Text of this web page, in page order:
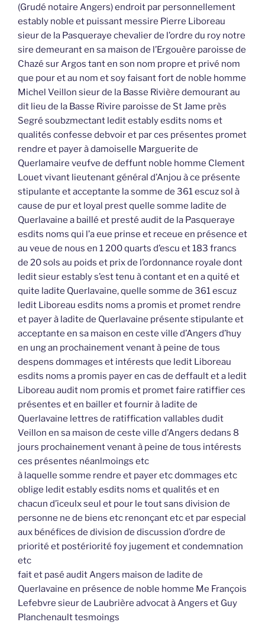
(Grudé notaire Angers) endroit par personnellement
estably noble et puissant messire Pierre Liboreau
sieur de la Pasqueraye chevalier de l’ordre du roy notre
sire demeurant en sa maison de l’Ergouère paroisse de
Chazé sur Argos tant en son nom propre et privé nom
que pour et au nom et soy faisant fort de noble homme
Michel Veillon sieur de la Basse Rivière demourant au
dit lieu de la Basse Rivire paroisse de St Jame près
Segré soubzmectant ledit estably esdits noms et
qualités confesse debvoir et par ces présentes promet
rendre et payer à damoiselle Marguerite de
Querlamaire veufve de deffunt noble homme Clement
Louet vivant lieutenant général d’Anjou à ce présente
stipulante et acceptante la somme de 361 escuz sol à
cause de pur et loyal prest quelle somme ladite de
Querlavaine a baillé et presté audit de la Pasqueraye
esdits noms qui l’a eue prinse et receue en présence et
au veue de nous en 1 200 quarts d’escu et 183 francs
de 20 sols au poids et prix de l’ordonnance royale dont
ledit sieur estably s’est tenu à contant et en a quité et
quite ladite Querlavaine, quelle somme de 361 escuz
ledit Liboreau esdits noms a promis et promet rendre
et payer à ladite de Querlavaine présente stipulante et
acceptante en sa maison en ceste ville d’Angers d’huy
en ung an prochainement venant à peine de tous
despens dommages et intérests que ledit Liboreau
esdits noms a promis payer en cas de deffault et a ledit
Liboreau audit nom promis et promet faire ratiffier ces
présentes et en bailler et fournir à ladite de
Querlavaine lettres de ratiffication vallables dudit
Veillon en sa maison de ceste ville d’Angers dedans 8
jours prochainement venant à peine de tous intérests
ces présentes néanlmoings etc
à laquelle somme rendre et payer etc dommages etc
oblige ledit estably esdits noms et qualités et en
chacun d’iceulx seul et pour le tout sans division de
personne ne de biens etc renonçant etc et par especial
aux bénéfices de division de discussion d’ordre de
priorité et postériorité foy jugement et condemnation
etc
fait et pasé audit Angers maison de ladite de
Querlavaine en présence de noble homme Me François
Lefebvre sieur de Laubrière advocat à Angers et Guy
Planchenault tesmoings